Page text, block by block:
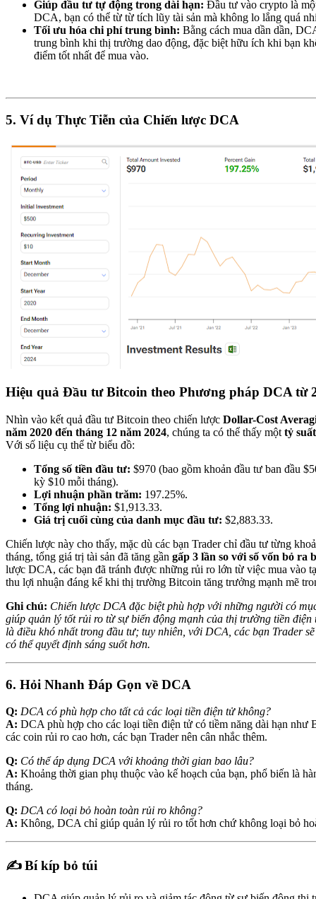
Giúp đầu tư tự động trong dài hạn: Đầu tư vào crypto là
DCA, bạn có thể từ từ tích lũy tài sản mà không lo lắng quá
Tối ưu hóa chi phí trung bình: Bằng cách mua dần dần,
trung bình khi thị trường dao động, đặc biệt hữu ích khi bạn
điểm tốt nhất để mua vào.
5. Ví dụ Thực Tiễn của Chiến lược DCA
Hiệu quả Đầu tư Bitcoin theo Phương pháp DCA từ
Nhìn vào kết quả đầu tư Bitcoin theo chiến lược Dollar-Cost
năm 2020 đến tháng 12 năm 2024, chúng ta có thể thấy một tỷ
Với số liệu cụ thể từ biểu đồ:
Tổng số tiền đầu tư: $970 (bao gồm khoản đầu tư ban đầu
kỳ $10 mỗi tháng).
Lợi nhuận phần trăm: 197.25%.
Tổng lợi nhuận: $1,913.33.
Giá trị cuối cùng của danh mục đầu tư: $2,883.33.
Chiến lược này cho thấy, mặc dù các bạn Trader chỉ đầu tư từng
tháng, tổng giá trị tài sản đã tăng gần gấp 3 lần so với số vốn bỏ ra
lược DCA, các bạn đã tránh được những rủi ro lớn từ việc mua vào
thu lợi nhuận đáng kể khi thị trường Bitcoin tăng trưởng mạnh mẽ
Ghi chú: Chiến lược DCA đặc biệt phù hợp với những người có
giúp quản lý tốt rủi ro từ sự biến động mạnh của thị trường tiền
là điều khó nhất trong đầu tư; tuy nhiên, với DCA, các bạn Trader
có thể quyết định sáng suốt hơn.
6. Hỏi Nhanh Đáp Gọn về DCA
Q: DCA có phù hợp cho tất cả các loại tiền điện tử không?
A: DCA phù hợp cho các loại tiền điện tử có tiềm năng dài hạn như
các coin rủi ro cao hơn, các bạn Trader nên cân nhắc thêm.
Q: Có thể áp dụng DCA với khoảng thời gian bao lâu?
A: Khoảng thời gian phụ thuộc vào kế hoạch của bạn, phổ biến là
tháng.
Q: DCA có loại bỏ hoàn toàn rủi ro không?
A: Không, DCA chỉ giúp quản lý rủi ro tốt hơn chứ không loại bỏ
✍️ Bí kíp bỏ túi